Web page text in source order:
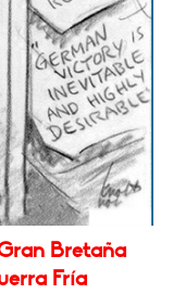
Bretaña
Fría